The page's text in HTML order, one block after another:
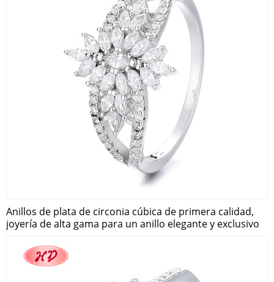
Anillos de plata de circonia cúbica de primera calidad,
joyería de alta gama para un anillo elegante y exclusivo